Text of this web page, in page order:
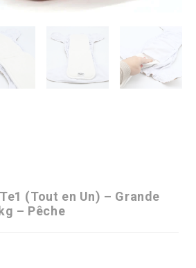
(Tout en Un) – Grande
– Pêche